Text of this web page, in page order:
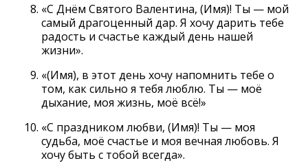
«С Днём Святого Валентина, (Имя)! Ты — мой
самый драгоценный дар. Я хочу дарить тебе
радость и счастье каждый день нашей
жизни».
«(Имя), в этот день хочу напомнить тебе о
том, как сильно я тебя люблю. Ты — моё
дыхание, моя жизнь, моё всё!»
«С праздником любви, (Имя)! Ты — моя
судьба, моё счастье и моя вечная любовь. Я
хочу быть с тобой всегда».